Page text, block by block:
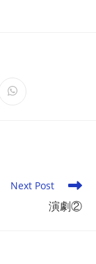
Opens
Next Post
演劇②